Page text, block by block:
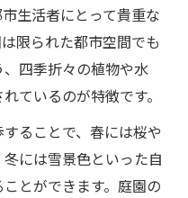
さを体験するコツ
園散歩のすすめ
東京都庭園散歩術
楽しむ散歩コース
造園庭園で心癒す散
生活者にとって貴重な
限られた都市空間でも
四季折々の植物や水
ているのが特徴です。
ることで、春には桜や
には雪景色といった自
とができます。庭園の